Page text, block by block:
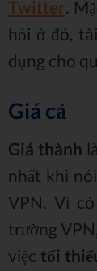
Twitter.
hỏi ở đó,
dụng cho
Giá cả
Giá thành
nhất khi
VPN. Vì
trường
việc tối